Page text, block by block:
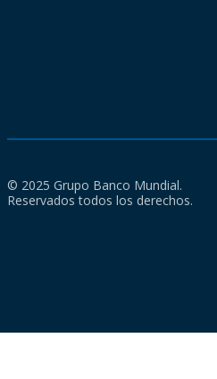
© 2025 Grupo Banco Mundial.
Reservados todos los derechos.